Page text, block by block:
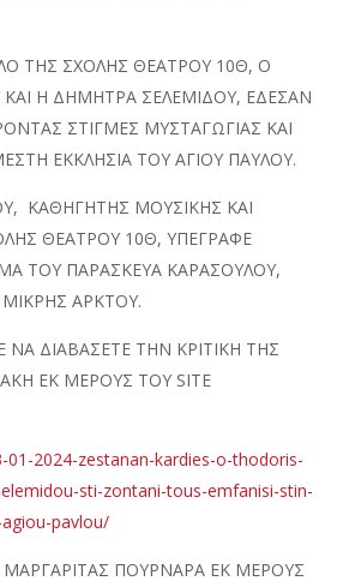
ΤΗΣ ΣΧΟΛΗΣ ΘΕΑΤΡΟΥ 10Θ, Ο
Η ΔΗΜΗΤΡΑ ΣΕΛΕΜΙΔΟΥ, ΕΔΕΣΑΝ
ΣΤΙΓΜΕΣ ΜΥΣΤΑΓΩΓΙΑΣ ΚΑΙ
ΕΚΚΛΗΣΙΑ ΤΟΥ ΑΓΙΟΥ ΠΑΥΛΟΥ.
ΚΑΘΗΓΗΤΗΣ ΜΟΥΣΙΚΗΣ ΚΑΙ
ΘΕΑΤΡΟΥ 10Θ, ΥΠΕΓΡΑΦΕ
ΤΟΥ ΠΑΡΑΣΚΕΥΑ ΚΑΡΑΣΟΥΛΟΥ,
ΑΡΚΤΟΥ.
ΔΙΑΒΑΣΕΤΕ ΤΗΝ ΚΡΙΤΙΚΗ ΤΗΣ
ΕΚ ΜΕΡΟΥΣ ΤΟΥ SITE
2024-zestanan-kardies-o-thodoris-
sti-zontani-tous-emfanisi-stin-
pavlou/
ΜΑΡΓΑΡΙΤΑΣ ΠΟΥΡΝΑΡΑ ΕΚ ΜΕΡΟΥΣ